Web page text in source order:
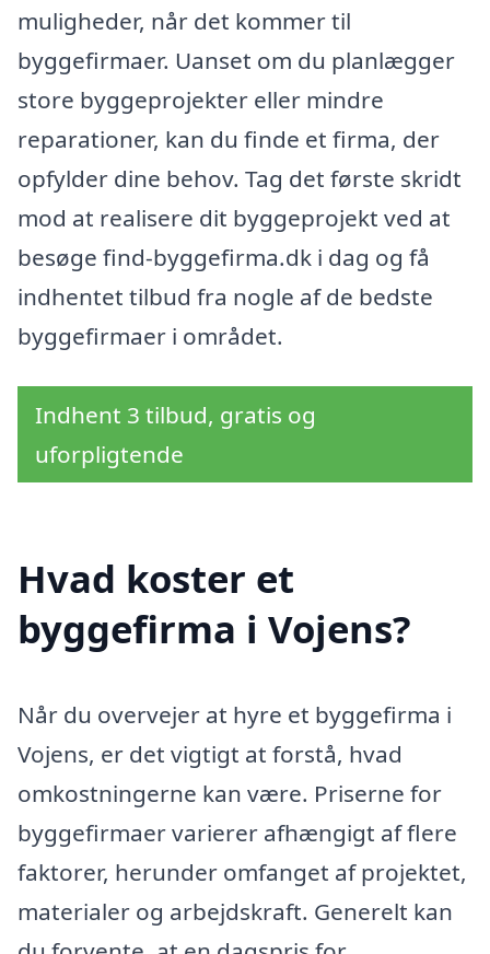
muligheder, når det kommer til
byggefirmaer. Uanset om du planlægger
store byggeprojekter eller mindre
reparationer, kan du finde et firma, der
opfylder dine behov. Tag det første skridt
mod at realisere dit byggeprojekt ved at
besøge find-byggefirma.dk i dag og få
indhentet tilbud fra nogle af de bedste
byggefirmaer i området.
Indhent 3 tilbud, gratis og
uforpligtende
Hvad koster et
byggefirma i Vojens?
Når du overvejer at hyre et byggefirma i
Vojens, er det vigtigt at forstå, hvad
omkostningerne kan være. Priserne for
byggefirmaer varierer afhængigt af flere
faktorer, herunder omfanget af projektet,
materialer og arbejdskraft. Generelt kan